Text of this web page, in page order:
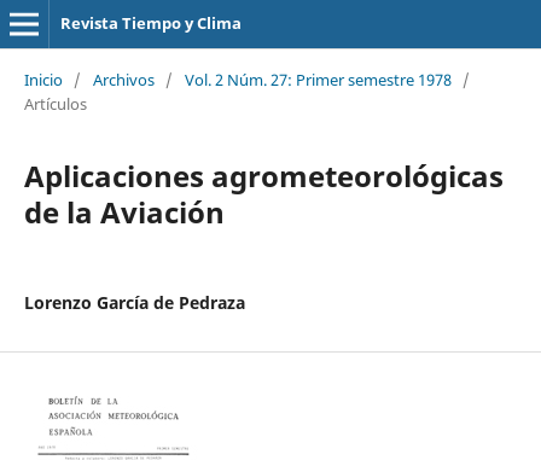
Revista Tiempo y Clima
Inicio / Archivos / Vol. 2 Núm. 27: Primer semestre 1978 /
Artículos
Aplicaciones agrometeorológicas
de la Aviación
Lorenzo García de Pedraza